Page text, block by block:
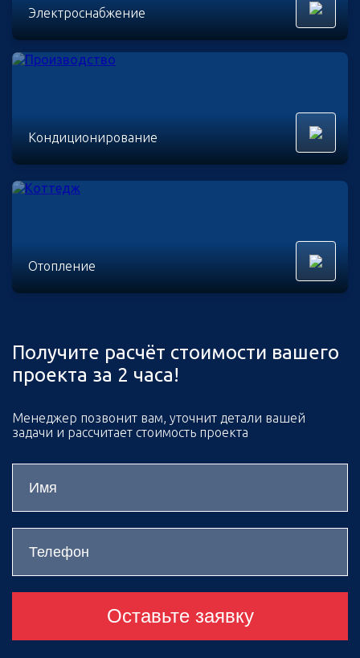
Электроснабжение
Кондиционирование
Отопление
Получите расчёт стоимости вашего
проекта за 2 часа!
Менеджер позвонит вам, уточнит детали вашей
задачи и рассчитает стоимость проекта
Оставьте заявку